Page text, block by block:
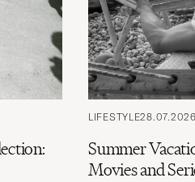
LIFESTYLE28.07.2026
Summer
Movies and